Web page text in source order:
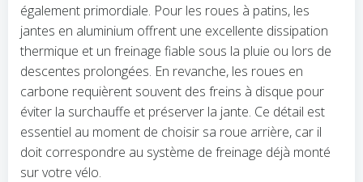
également primordiale. Pour les roues à patins, les
jantes en aluminium offrent une excellente dissipation
thermique et un freinage fiable sous la pluie ou lors de
descentes prolongées. En revanche, les roues en
carbone requièrent souvent des freins à disque pour
éviter la surchauffe et préserver la jante. Ce détail est
essentiel au moment de choisir sa roue arrière, car il
doit correspondre au système de freinage déjà monté
sur votre vélo.